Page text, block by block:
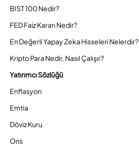
BIST 100 Nedir?
FED Faiz Kararı Nedir?
En Değerli Yapay Zeka Hisseleri Nelerdir?
Kripto Para Nedir, Nasıl Çalışır?
Yatırımcı Sözlüğü
Enflasyon
Emtia
Döviz Kuru
Ons